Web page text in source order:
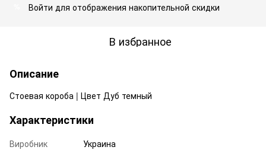
Войти для отображения накопительной скидки
В избранное
Описание
Стоевая короба | Цвет Дуб темный
Характеристики
Виробник
Украина